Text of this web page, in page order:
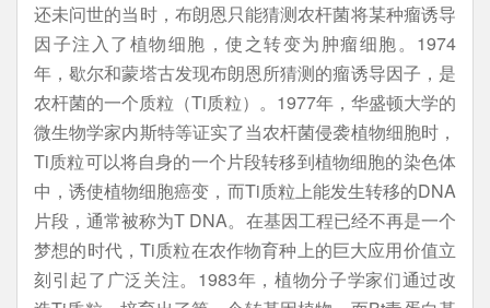
还未问世的当时，布朗恩只能猜测农杆菌将某种瘤诱导
因子注入了植物细胞，使之转变为肿瘤细胞。1974
年，歇尔和蒙塔古发现布朗恩所猜测的瘤诱导因子，是
农杆菌的一个质粒（Ti质粒）。1977年，华盛顿大学的
微生物学家内斯特等证实了当农杆菌侵袭植物细胞时，
Ti质粒可以将自身的一个片段转移到植物细胞的染色体
中，诱使植物细胞癌变，而Ti质粒上能发生转移的DNA
片段，通常被称为T DNA。在基因工程已经不再是一个
梦想的时代，Ti质粒在农作物育种上的巨大应用价值立
刻引起了广泛关注。1983年，植物分子学家们通过改